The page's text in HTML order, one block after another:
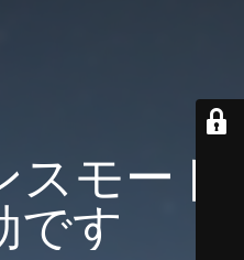
モード
です